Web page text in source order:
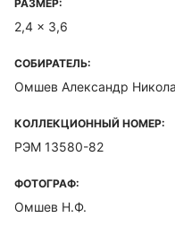
РАЗМЕР:
2,4 x 3,6
СОБИРАТЕЛЬ:
Омшев Александр
КОЛЛЕКЦИОННЫЙ НОМЕР:
РЭМ 13580-82
ФОТОГРАФ:
Омшев Н.Ф.